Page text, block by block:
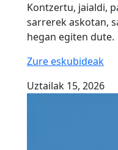
Kontzertu, jaialdi,
sarrerek askotan,
hegan egiten dute.
Zure eskubideak
Uztailak 15, 2026